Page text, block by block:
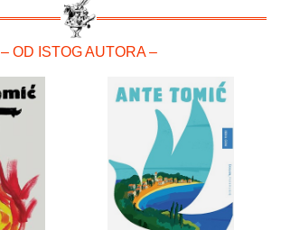
– OD ISTOG AUTORA –